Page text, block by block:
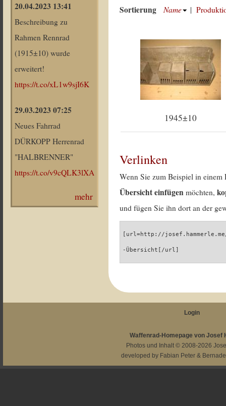
20.04.2023 13:41
Beschreibung zu
Rahmen Rennrad
(1915±10) wurde
erweitert!
https://t.co/xL1w9sjI6K
29.03.2023 07:25
Neues Fahrrad
DÜRKOPP Herrenrad
"HALBRENNER"
https://t.co/v9cQLK3lXA
mehr
Sortierung Name |
1945±10
Verlinken
Wenn Sie zum Beispiel in
Übersicht einfügen möchten,
und fügen Sie ihn dort an der
[url=http://
-Übersicht[/url]
Login
Waffenrad-Homepage von Josef
Photos und Inhalt © 2008-2026
developed by Fabian Peter &